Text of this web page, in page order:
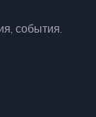
события.